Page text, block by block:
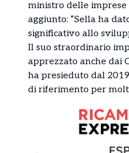
ministro delle
aggiunto: “Sella ha
significativo allo
Il suo straordinario
apprezzato anche dai
ha presieduto dal
di riferimento per